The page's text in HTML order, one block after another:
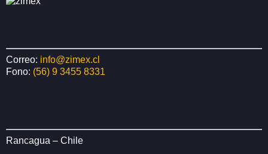
Correo: info@zimex.cl
Fono: (56) 9 3455 8331
Rancagua – Chile